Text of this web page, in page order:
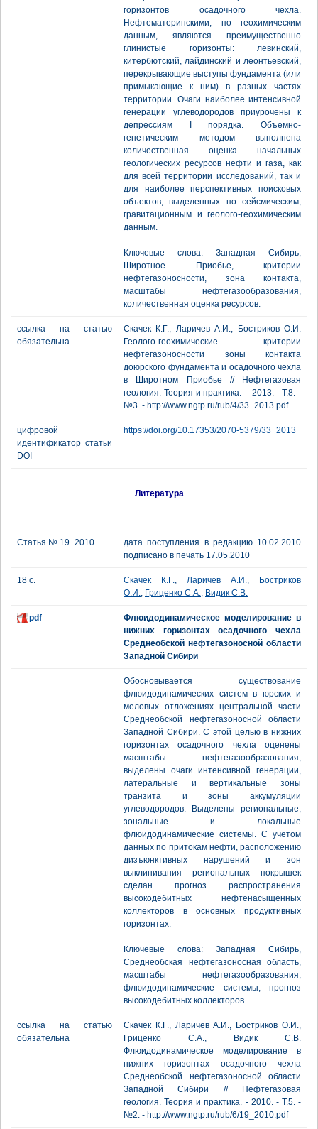
горизонтов осадочного чехла.
Нефтематеринскими, по геохимическим
данным, являются преимущественно
глинистые горизонты: левинский,
китербютский, лайдинский и леонтьевский,
перекрывающие выступы фундамента (или
примыкающие к ним) в разных частях
территории. Очаги наиболее интенсивной
генерации углеводородов приурочены к
депрессиям I порядка. Объемно-
генетическим методом выполнена
количественная оценка начальных
геологических ресурсов нефти и газа, как
для всей территории исследований, так и
для наиболее перспективных поисковых
объектов, выделенных по сейсмическим,
гравитационным и геолого-геохимическим
данным.
Ключевые слова: Западная Сибирь,
Широтное Приобье, критерии
нефтегазоносности, зона контакта,
масштабы нефтегазообразования,
количественная оценка ресурсов.
ссылка на статью
обязательна
Скачек К.Г., Ларичев А.И., Бостриков О.И.
Геолого-геохимические критерии
нефтегазоносности зоны контакта
доюрского фундамента и осадочного чехла
в Широтном Приобье // Нефтегазовая
геология. Теория и практика. – 2013. - Т.8. -
№3. - http://www.ngtp.ru/rub/4/33_2013.pdf
цифровой
идентификатор статьи
DOI
https://doi.org/10.17353/2070-5379/33_2013
Литература
Статья № 19_2010
дата поступления в редакцию 10.02.2010
подписано в печать 17.05.2010
18 с. Скачек К.Г., Ларичев А.И.,
Бостриков
О.И., Гриценко С.А., Видик С.В.
pdf
Флюидодинамическое моделирование в
нижних горизонтах осадочного чехла
Среднеобской нефтегазоносной области
Западной Сибири
Обосновывается существование
флюидодинамических систем в юрских и
меловых отложениях центральной части
Среднеобской нефтегазоносной области
Западной Сибири. С этой целью в нижних
горизонтах осадочного чехла оценены
масштабы нефтегазообразования,
выделены очаги интенсивной генерации,
латеральные и вертикальные зоны
транзита и зоны аккумуляции
углеводородов. Выделены региональные,
зональные и локальные
флюидодинамические системы. С учетом
данных по притокам нефти, расположению
дизъюнктивных нарушений и зон
выклинивания региональных покрышек
сделан прогноз распространения
высокодебитных нефтенасыщенных
коллекторов в основных продуктивных
горизонтах.
Ключевые слова: Западная Сибирь,
Среднеобская нефтегазоносная область,
масштабы нефтегазообразования,
флюидодинамические системы, прогноз
высокодебитных коллекторов.
ссылка на статью
обязательна
Скачек К.Г., Ларичев А.И., Бостриков О.И.,
Гриценко С.А., Видик С.В.
Флюидодинамическое моделирование в
нижних горизонтах осадочного чехла
Среднеобской нефтегазоносной области
Западной Сибири // Нефтегазовая
геология. Теория и практика. - 2010. - Т.5. -
№2. - http://www.ngtp.ru/rub/6/19_2010.pdf